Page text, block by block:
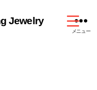
Jewelry
メニュー